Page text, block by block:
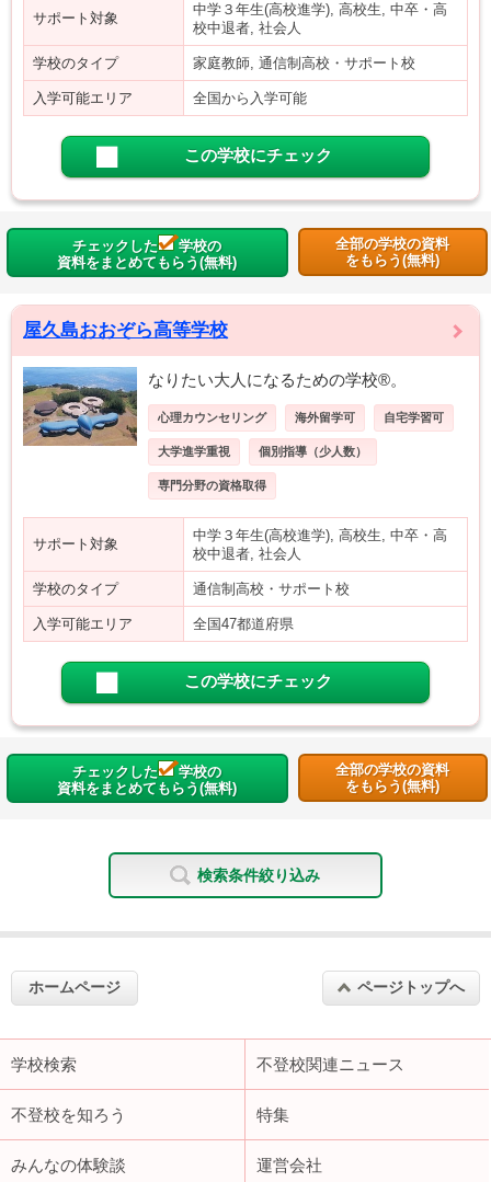
サポート対象
中学３年生(高校進学), 高校生, 中卒・高
校中退者, 社会人
学校のタイプ 家庭教師, 通信制高校・サポート校
入学可能エリア 全国から入学可能
この学校にチェック
チェックした
学校の
資料をまとめてもらう(無料)
全部の学校の資料
をもらう(無料)
屋久島おおぞら高等学校
なりたい大人になるための学校®。
心理カウンセリング 海外留学可 自宅学習可
大学進学重視 個別指導（少人数）
専門分野の資格取得
サポート対象
中学３年生(高校進学), 高校生, 中卒・高
校中退者, 社会人
学校のタイプ 通信制高校・サポート校
入学可能エリア 全国47都道府県
この学校にチェック
チェックした
学校の
資料をまとめてもらう(無料)
全部の学校の資料
をもらう(無料)
検索条件絞り込み
ホームページ ページトップへ
学校検索 不登校関連ニュース
不登校を知ろう 特集
みんなの体験談 運営会社